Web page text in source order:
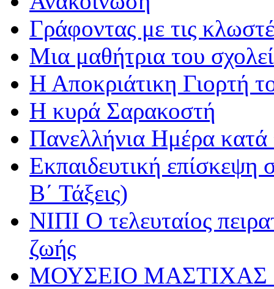
Γράφοντας με τις
Μια μαθήτρια του
Η Αποκριάτικη Γιορτή
Η κυρά Σαρακοστή
Πανελλήνια Ημέρα κατά
Εκπαιδευτική επίσκεψη
Β΄ Τάξεις)
ΝΙΠΙ Ο τελευταίος
ζωής
ΜΟΥΣΕΙΟ ΜΑΣΤΙΧΑΣ